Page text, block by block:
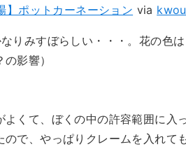
】ポットカーネーション via
りみすぼらしい・・・。花の色
影響）
よくて、ぼくの中の許容範囲に入
ので、やっぱりクレームを入れて